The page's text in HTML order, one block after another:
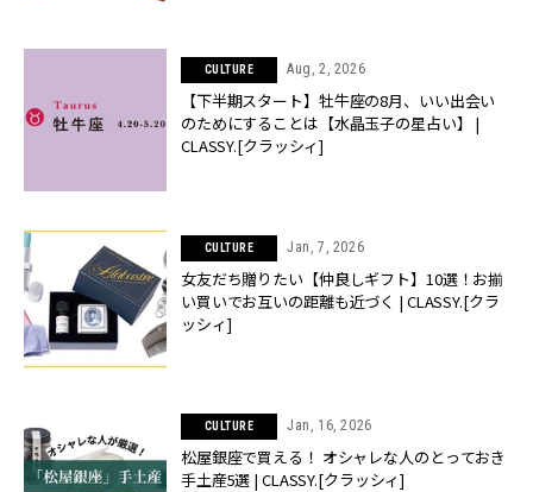
CULTURE Aug, 2, 2026
【下半期スタート】牡牛座の8月、いい出会い
のためにすることは【水晶玉子の星占い】 |
CLASSY.[クラッシィ]
CULTURE Jan, 7, 2026
女友だち贈りたい【仲良しギフト】10選！お揃
い買いでお互いの距離も近づく | CLASSY.[クラ
ッシィ]
CULTURE Jan, 16, 2026
松屋銀座で買える！ オシャレな人のとっておき
手土産5選 | CLASSY.[クラッシィ]